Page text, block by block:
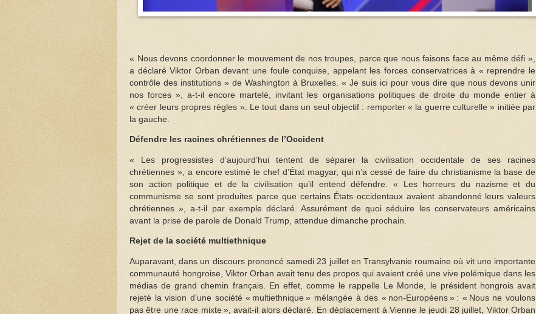
« Nous devons coordonner le mouvement de nos troupes, parce que nous faisons face au même défi »,
a déclaré Viktor Orban devant une foule conquise, appelant les forces conservatrices à « reprendre le
contrôle des institutions » de Washington à Bruxelles. « Je suis ici pour vous dire que nous devons unir
nos forces », a-t-il encore martelé, invitant les organisations politiques de droite du monde entier à
« créer leurs propres règles ». Le tout dans un seul objectif : remporter « la guerre culturelle » initiée par
la gauche.
Défendre les racines chrétiennes de l’Occident
« Les progressistes d’aujourd’hui tentent de séparer la civilisation occidentale de ses racines
chrétiennes », a encore estimé le chef d’État magyar, qui n’a cessé de faire du christianisme la base de
son action politique et de la civilisation qu’il entend défendre. « Les horreurs du nazisme et du
communisme se sont produites parce que certains États occidentaux avaient abandonné leurs valeurs
chrétiennes », a-t-il par exemple déclaré. Assurément de quoi séduire les conservateurs américains
avant la prise de parole de Donald Trump, attendue dimanche prochain.
Rejet de la société multiethnique
Auparavant, dans un discours prononcé samedi 23 juillet en Transylvanie roumaine où vit une importante
communauté hongroise, Viktor Orban avait tenu des propos qui avaient créé une vive polémique dans les
médias de grand chemin français. En effet, comme le rappelle Le Monde, le président hongrois avait
rejeté la vision d’une société « multiethnique » mélangée à des « non-Européens » : « Nous ne voulons
pas être une race mixte », avait-il alors déclaré. En déplacement à Vienne le jeudi 28 juillet, Viktor Orban